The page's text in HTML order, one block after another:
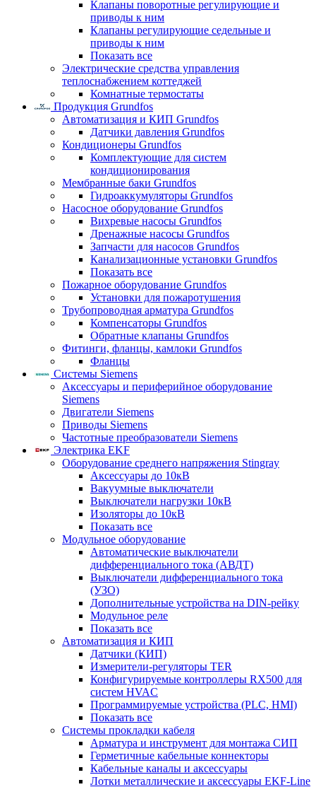
Клапаны поворотные регулирующие и
приводы к ним
Клапаны регулирующие седельные и
приводы к ним
Показать все
Электрические средства управления
теплоснабжением коттеджей
Комнатные термостаты
Продукция Grundfos
Автоматизация и КИП Grundfos
Датчики давления Grundfos
Кондиционеры Grundfos
Комплектующие для систем
кондиционирования
Мембранные баки Grundfos
Гидроаккумуляторы Grundfos
Насосное оборудование Grundfos
Вихревые насосы Grundfos
Дренажные насосы Grundfos
Запчасти для насосов Grundfos
Канализационные установки Grundfos
Показать все
Пожарное оборудование Grundfos
Установки для пожаротушения
Трубопроводная арматура Grundfos
Компенсаторы Grundfos
Обратные клапаны Grundfos
Фитинги, фланцы, камлоки Grundfos
Фланцы
Системы Siemens
Аксессуары и периферийное оборудование
Siemens
Двигатели Siemens
Приводы Siemens
Частотные преобразователи Siemens
Электрика EKF
Оборудование среднего напряжения Stingray
Аксессуары до 10кВ
Вакуумные выключатели
Выключатели нагрузки 10кВ
Изоляторы до 10кВ
Показать все
Модульное оборудование
Автоматические выключатели
дифференциального тока (АВДТ)
Выключатели дифференциального тока
(УЗО)
Дополнительные устройства на DIN-рейку
Модульное реле
Показать все
Автоматизация и КИП
Датчики (КИП)
Измерители-регуляторы TER
Конфигурируемые контроллеры RX500 для
систем HVAC
Программируемые устройства (PLC, HMI)
Показать все
Системы прокладки кабеля
Арматура и инструмент для монтажа СИП
Герметичные кабельные коннекторы
Кабельные каналы и аксессуары
Лотки металлические и аксессуары EKF-Line